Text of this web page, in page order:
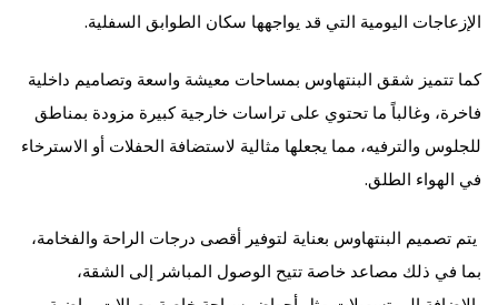
الإزعاجات اليومية التي قد يواجهها سكان الطوابق السفلية.
كما تتميز شقق البنتهاوس بمساحات معيشة واسعة وتصاميم داخلية
فاخرة، وغالباً ما تحتوي على تراسات خارجية كبيرة مزودة بمناطق
للجلوس والترفيه، مما يجعلها مثالية لاستضافة الحفلات أو الاسترخاء
في الهواء الطلق.
يتم تصميم البنتهاوس بعناية لتوفير أقصى درجات الراحة والفخامة،
بما في ذلك مصاعد خاصة تتيح الوصول المباشر إلى الشقة،